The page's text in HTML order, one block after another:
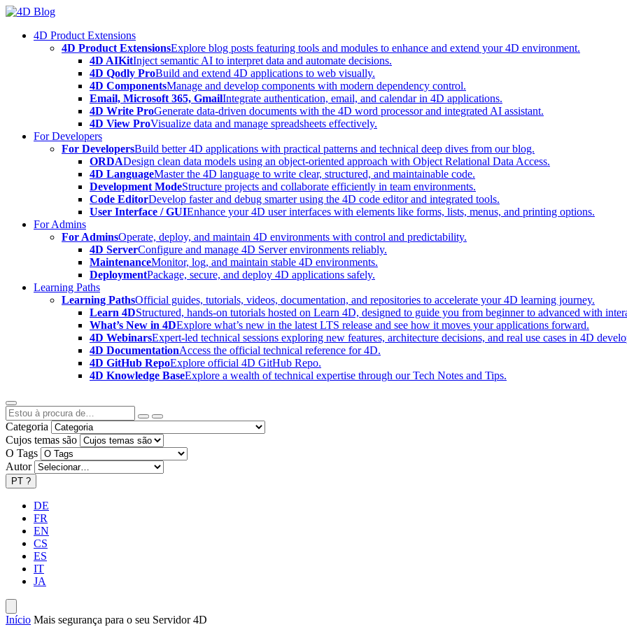
Skip
content4D Product Extensions
4D Product ExtensionsExplore blog posts featuring tools and modules to enhance and extend your 4D environment.
4D AIKitInject semantic AI to interpret data and automate decisions.
4D Qodly ProBuild and extend 4D applications to web visually.
4D ComponentsManage and develop components with modern dependency control.
Email, Microsoft 365, GmailIntegrate authentication, email, and calendar in 4D applications.
4D Write ProGenerate data-driven documents with the 4D word processor and integrated AI assistant.
4D View ProVisualize data and manage spreadsheets effectively.
For Developers
For DevelopersBuild better 4D applications with practical patterns and technical deep dives from our blog.
ORDADesign clean data models using an object-oriented approach with Object Relational Data Access.
4D LanguageMaster the 4D language to write clear, structured, and maintainable code.
Development ModeStructure projects and collaborate efficiently in team environments.
Code EditorDevelop faster and debug smarter using the 4D code editor and integrated tools.
User Interface / GUIEnhance your 4D user interfaces with elements like forms, lists, menus, and printing options.
For Admins
For AdminsOperate, deploy, and maintain 4D environments with control and predictability.
4D ServerConfigure and manage 4D Server environments reliably.
MaintenanceMonitor, log, and maintain stable 4D environments.
DeploymentPackage, secure, and deploy 4D applications safely.
Learning Paths
Learning PathsOfficial guides, tutorials, videos, documentation, and repositories to accelerate your 4D learning journey.
Learn 4DStructured, hands-on tutorials hosted on Learn 4D, designed to guide you from beginner to advanced with
What’s New in 4DExplore what’s new in the latest LTS release and see how it moves your applications forward.
4D WebinarsExpert-led technical sessions exploring new features, architecture decisions, and real use cases in 4D
4D DocumentationAccess the official technical reference for 4D.
4D GitHub RepoExplore official 4D GitHub Repo.
4D Knowledge BaseExplore a wealth of technical expertise through our Tech Notes and Tips.
Categoria
Cujos temas são
O Tags
Autor
PT ?
DE
FR
EN
CS
ES
IT
JA
Início Mais segurança para o seu Servidor 4D